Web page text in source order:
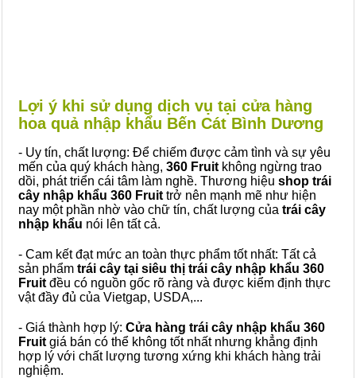
Lợi ý khi sử dụng dịch vụ tại cửa hàng
hoa quả nhập khẩu Bến Cát Bình Dương
- Uy tín, chất lượng: Để chiếm được cảm tình và sự yêu
mến của quý khách hàng, 360 Fruit không ngừng trao
dồi, phát triển cái tâm làm nghề. Thương hiệu shop trái
cây nhập khẩu 360 Fruit trở nên mạnh mẽ như hiện
nay một phần nhờ vào chữ tín, chất lượng của trái cây
nhập khẩu nói lên tất cả.
- Cam kết đạt mức an toàn thực phẩm tốt nhất: Tất cả
sản phẩm trái cây tại siêu thị trái cây nhập khẩu 360
Fruit đều có nguồn gốc rõ ràng và được kiểm định thực
vật đầy đủ của Vietgap, USDA,...
- Giá thành hợp lý: Cửa hàng trái cây nhập khẩu 360
Fruit giá bán có thể không tốt nhất nhưng khẳng định
hợp lý với chất lượng tương xứng khi khách hàng trải
nghiệm.